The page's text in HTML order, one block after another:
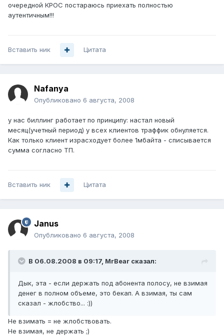
очередной КРОС постараюсь приехать полностью
аутентичным!!!
Вставить ник Цитата
Nafanya
Опубликовано 6 августа, 2008
у нас биллинг работает по принципу: настал новый
месяц(учетный период) у всех клиентов траффик обнуляется.
Как только клиент израсходует более 1мбайта - списывается
сумма согласно ТП.
Вставить ник Цитата
Janus
Опубликовано 6 августа, 2008
В 06.08.2008 в 09:17, MrBear сказал:
Дык, эта - если держать под абонента полосу, не взимая
денег в полном объеме, это бекап. А взимая, ты сам
сказал - жлобство... :))
Не взимать = не жлобствовать.
Не взимая, не держать ;)